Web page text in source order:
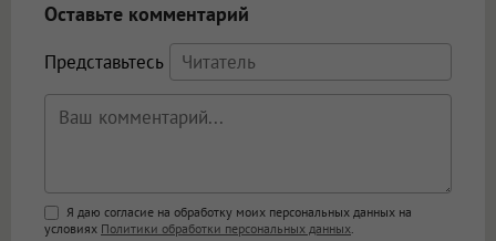
Оставьте комментарий
Представьтесь
Поддержка HTML
Я даю согласие на обработку моих персональных данных на
условиях Политики обработки персональных данных